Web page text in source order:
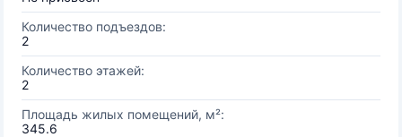
Количество подъездов:
2
Количество этажей:
2
Площадь жилых помещений, м²:
345.6